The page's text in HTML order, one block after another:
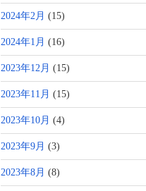
2024年2月 (15)
2024年1月 (16)
2023年12月 (15)
2023年11月 (15)
2023年10月 (4)
2023年9月 (3)
2023年8月 (8)